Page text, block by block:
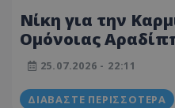
Νίκη για την
Ομόνοιας
«χορταστικό»
(ΦΩΤΟΓΡΑΦΙΕΣ)
25.07.2026 - 22:11
ΔΙΑΒΆΣΤΕ ΠΕΡΙΣΣΌΤΕΡΑ